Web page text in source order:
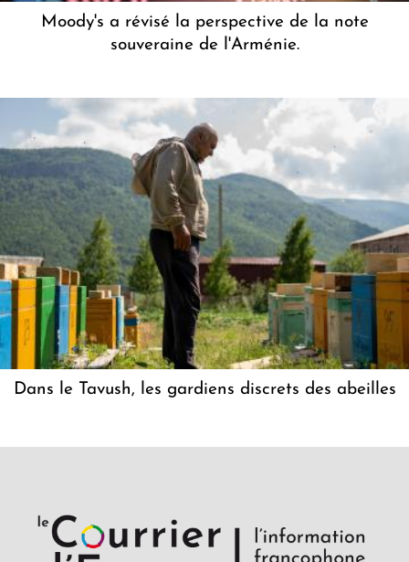
Moody's a révisé la perspective de la note
souveraine de l'Arménie.
Dans le Tavush, les gardiens discrets des abeilles